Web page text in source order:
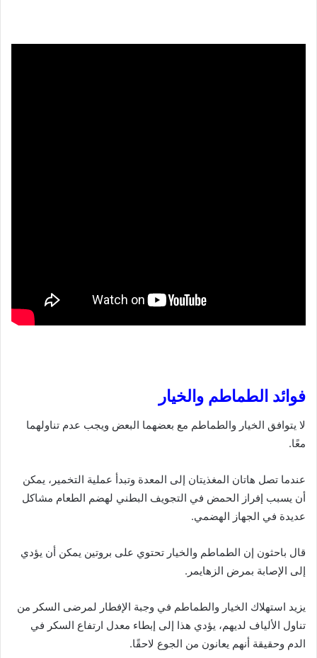
فوائد الطماطم والخيار
لا يتوافق الخيار والطماطم مع بعضهما البعض ويجب عدم تناولهما
معًا.
عندما تصل هاتان المغذيتان إلى المعدة وتبدأ عملية التخمير، يمكن
أن يسبب إفراز الحمض في التجويف البطني لهضم الطعام مشاكل
عديدة في الجهاز الهضمي.
قال باحثون إن الطماطم والخيار تحتوي على بروتين يمكن أن يؤدي
إلى الإصابة بمرض الزهايمر.
يزيد استهلاك الخيار والطماطم في وجبة الإفطار لمرضى السكر من
تناول الألياف لديهم، يؤدي هذا إلى إبطاء معدل ارتفاع السكر في
الدم وحقيقة أنهم يعانون من الجوع لاحقًا.